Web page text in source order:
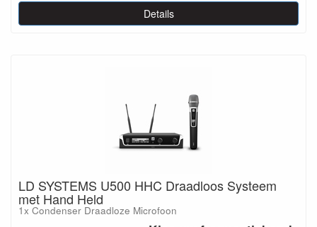
Details
LD SYSTEMS U500 HHC Draadloos Systeem
met Hand Held
1x Condenser Draadloze Microfoon